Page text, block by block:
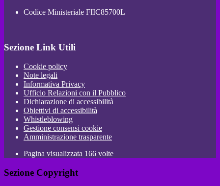
Codice Ministeriale FIIC85700L
Sezione Link Utili
Cookie policy
Note legali
Informativa Privacy
Ufficio Relazioni con il Pubblico
Dichiarazione di accessibilità
Obiettivi di accessibilità
Whistleblowing
Gestione consensi cookie
Amministrazione trasparente
Pagina visualizzata 166 volte
Sezione Copyright